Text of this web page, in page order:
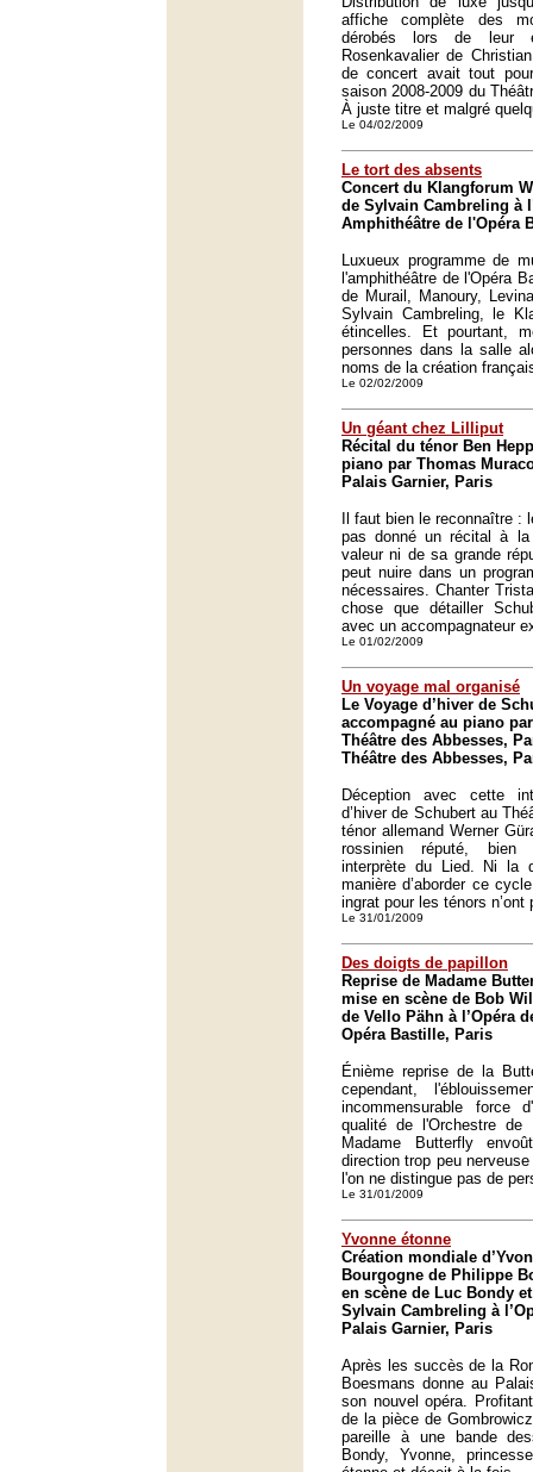
affiche complète des
dérobés lors de leur
Rosenkavalier de
de concert avait tout
saison 2008-2009 du
À juste titre et malgré
Le 04/02/2009
Le tort des absents
Concert du Klangforum
de Sylvain Cambreling à
Amphithéâtre de l'Opéra
Luxueux programme de
l'amphithéâtre de l'Opéra
de Murail, Manoury,
Sylvain Cambreling, le
étincelles. Et pourtant,
personnes dans la salle
noms de la création
Le 02/02/2009
Un géant chez Lilliput
Récital du ténor Ben
piano par Thomas
Palais Garnier, Paris
Il faut bien le reconnaître :
pas donné un récital à
valeur ni de sa grande
peut nuire dans un
nécessaires. Chanter
chose que détailler
avec un accompagnateur
Le 01/02/2009
Un voyage mal organisé
Le Voyage d’hiver de
accompagné au piano
Théâtre des Abbesses,
Théâtre des Abbesses,
Déception avec cette
d’hiver de Schubert au
ténor allemand Werner
rossinien réputé, bien
interprète du Lied. Ni la
manière d’aborder ce
ingrat pour les ténors n’ont
Le 31/01/2009
Des doigts de papillon
Reprise de Madame
mise en scène de Bob
de Vello Pähn à l’Opéra
Opéra Bastille, Paris
Énième reprise de la
cependant,
incommensurable force
qualité de l'Orchestre
Madame Butterfly
direction trop peu
l'on ne distingue pas de
Le 31/01/2009
Yvonne étonne
Création mondiale
Bourgogne de Philippe
en scène de Luc Bondy
Sylvain Cambreling à
Palais Garnier, Paris
Après les succès de la
Boesmans donne au
son nouvel opéra.
de la pièce de
pareille à une bande
Bondy, Yvonne,